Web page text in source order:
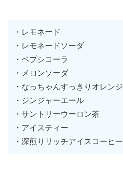
・レモネード
・レモネードソーダ
・ペプシコーラ
・メロンソーダ
・なっちゃんすっきりオレンジ
・ジンジャーエール
・サントリーウーロン茶
・アイスティー
・深煎りリッチアイスコーヒー